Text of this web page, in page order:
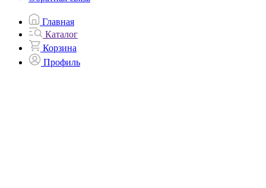
Главная
Каталог
Корзина
Профиль